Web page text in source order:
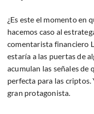
¿Es este el momento en
hacemos caso al
comentarista financiero
estaría a las puertas de
acumulan las señales de
perfecta para las criptos.
gran protagonista.